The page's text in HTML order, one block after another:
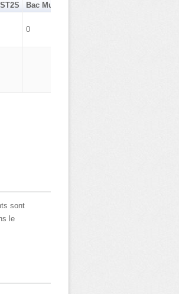
Bac Musique Danse
0
sont
le